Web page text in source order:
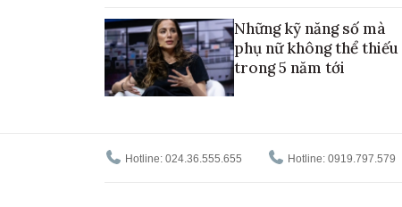
Những kỹ năng số mà
phụ nữ không thể thiếu
trong 5 năm tới
Hotline: 024.36.555.655 Hotline: 0919.797.579